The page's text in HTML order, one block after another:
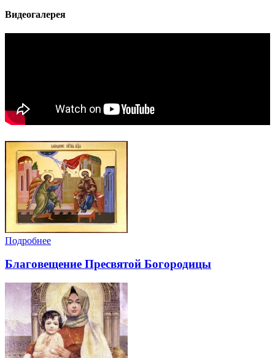
Видеогалерея
Подробнее
Благовещение Пресвятой Богородицы